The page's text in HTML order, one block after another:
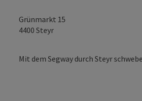
Grünmarkt 15
4400 Steyr
Mit dem Segway durch Steyr